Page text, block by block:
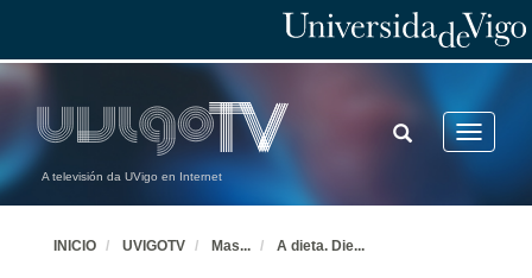
A televisión da UVigo en Internet
Toggle
TOGGLE
SEARCH
INICIO UVIGOTV Mas... A dieta. Die...